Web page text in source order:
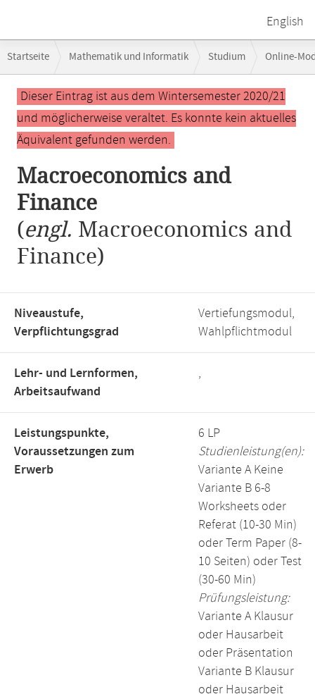
English
Navigation
Startseite Mathematik und Informatik Studium Online-
Hauptinhalt
Dieser Eintrag ist aus dem Wintersemester 2020/21
und möglicherweise veraltet. Es konnte kein aktuelles
Äquivalent gefunden werden.
Macroeconomics and
Finance
(engl. Macroeconomics and
Finance)
Niveaustufe,
Verpflichtungsgrad
Vertiefungsmodul,
Wahlpflichtmodul
Lehr- und Lernformen,
Arbeitsaufwand
,
Leistungspunkte,
Voraussetzungen zum
Erwerb
6 LP
Studienleistung(en):
Variante A Keine
Variante B 6-8
Worksheets oder
Referat (10-30 Min)
oder Term Paper (8-
10 Seiten) oder Test
(30-60 Min)
Prüfungsleistung:
Variante A Klausur
oder Hausarbeit
oder Präsentation
Variante B Klausur
oder Hausarbeit